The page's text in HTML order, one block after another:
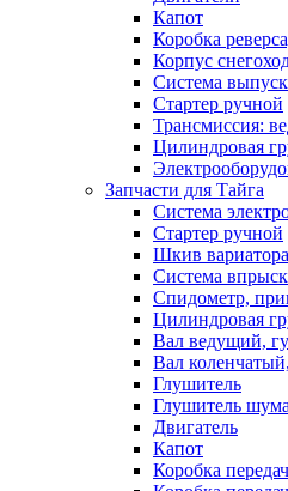
Капот
Коробка
Корпус
Система
Стартер ручной
Трансмиссия:
Цилиндровая
Запчасти для Тайга
Система
Стартер ручной
Шкив
Система
Спидометр,
Цилиндровая
Вал ведущий,
Вал
Глушитель
Глушитель
Двигатель
Капот
Коробка передач